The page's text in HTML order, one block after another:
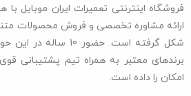
فروشگاه اینترنتی تعمیرات ایران موبایل
ارائه مشاوره تخصصی و فروش محصولات
شکل گرفته است. حضور 10
برندهای معتبر به همراه تیم پشتیبانی
امکان را داده است.